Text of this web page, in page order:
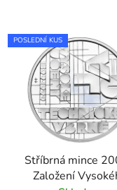
POSLEDNÍ KUS
Stříbrná mince
Založení